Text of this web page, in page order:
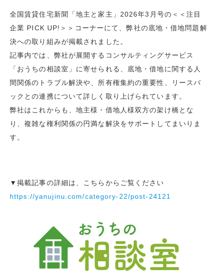
全国賃貸住宅新聞「地主と家主」2026年3月号の＜＜注目
企業 PICK UP!＞＞コーナーにて、弊社の底地・借地問題解
決への取り組みが掲載されました。
記事内では、弊社が展開するコンサルティングサービス
「おうちの相談室」に寄せられる、底地・借地に関する人
間関係のトラブル解決や、所有権集約の重要性、リースバ
ックとの連携について詳しく取り上げられています。
弊社はこれからも、地主様・借地人様双方の架け橋とな
り、複雑な権利関係の円満な解決をサポートしてまいりま
す。
▼掲載記事の詳細は、こちらからご覧ください
https://yanujinu.com/category-22/post-24121